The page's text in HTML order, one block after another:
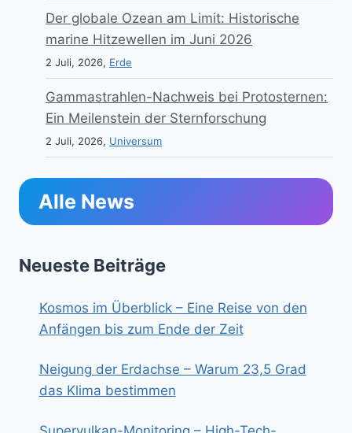
Der globale Ozean am Limit: Historische
marine Hitzewellen im Juni 2026
2 Juli, 2026, Erde
Gammastrahlen-Nachweis bei Protosternen:
Ein Meilenstein der Sternforschung
2 Juli, 2026, Universum
Alle News
Neueste Beiträge
Kosmos im Überblick – Eine Reise von den
Anfängen bis zum Ende der Zeit
Neigung der Erdachse – Warum 23,5 Grad
das Klima bestimmen